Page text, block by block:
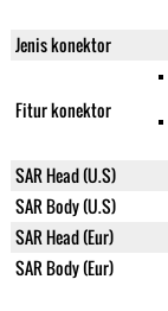
Jenis konektor
Fitur konektor
SAR Head (U.S)
SAR Body (U.S)
SAR Head (Eur)
SAR Body (Eur)